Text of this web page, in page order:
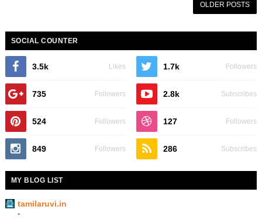
OLDER POSTS
SOCIAL COUNTER
3.5k Likes 1.7k Followers
735 Followers 2.8k Subscribes
524 Followers 127 Followers
849 Followers 286 Subscribes
MY BLOG LIST
tamilaruvi.in
-